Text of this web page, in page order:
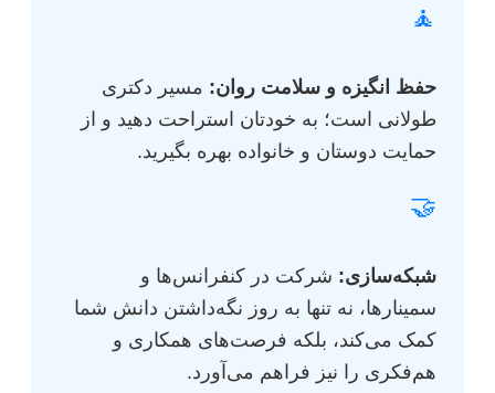
🧘
حفظ انگیزه و سلامت روان: مسیر دکتری
طولانی است؛ به خودتان استراحت دهید و از
حمایت دوستان و خانواده بهره بگیرید.
🤝
شبکه‌سازی: شرکت در کنفرانس‌ها و
سمینارها، نه تنها به روز نگه‌داشتن دانش شما
کمک می‌کند، بلکه فرصت‌های همکاری و
هم‌فکری را نیز فراهم می‌آورد.